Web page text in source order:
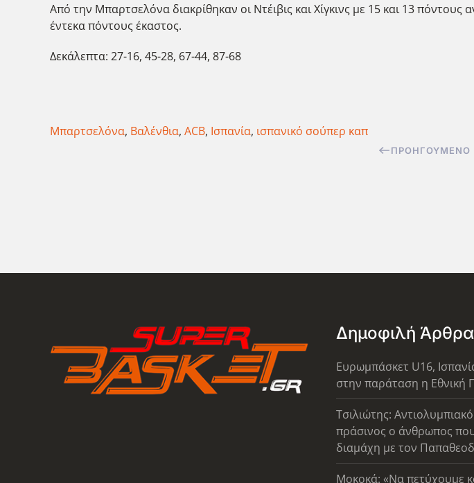
Από την Μπαρτσελόνα διακρίθηκαν οι Ντέιβις και Χίγκινς με 15 και 13
έντεκα πόντους έκαστος.
Δεκάλεπτα: 27-16, 45-28, 67-44, 87-68
Μπαρτσελόνα, Βαλένθια, ACB, Ισπανία, ισπανικό σούπερ καπ
ΠΡΟΗΓΟΎΜΕΝΟ
Δημοφιλή Άρθρα
Ευρωμπάσκετ U16,
στην παράταση η Εθνική
Τσιλιώτης:
πράσινος ο άνθρωπος
διαμάχη με τον
Μοκοκά: «Να πετύχουμε